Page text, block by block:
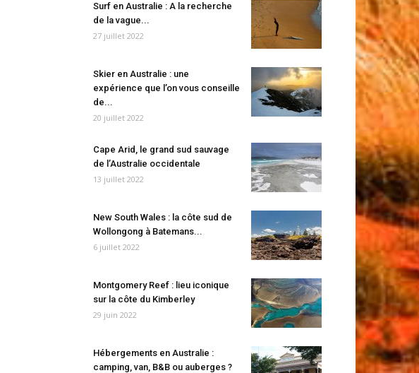
Surf en Australie : A la recherche
de la vague...
27 juillet 2022
Skier en Australie : une
expérience que l’on vous conseille
de...
20 juillet 2022
Cape Arid, le grand sud sauvage
de l’Australie occidentale
13 juillet 2022
New South Wales : la côte sud de
Wollongong à Batemans...
6 juillet 2022
Montgomery Reef : lieu iconique
sur la côte du Kimberley
29 juin 2022
Hébergements en Australie :
camping, van, B&B ou auberges ?